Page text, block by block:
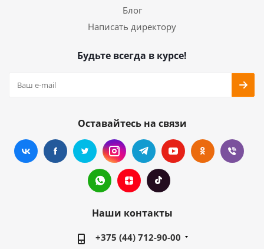
Блог
Написать директору
Будьте всегда в курсе!
Оставайтесь на связи
Наши контакты
+375 (44) 712-90-00